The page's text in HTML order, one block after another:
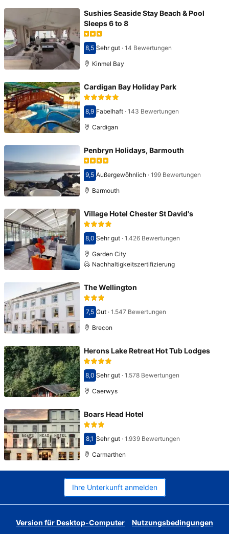
Sushies Seaside Stay Beach & Pool
Sleeps 6 to 8
Bewertet mit 8,5
8,5 Sehr gut· 14 Bewertungen
Kinmel Bay
Cardigan Bay Holiday Park
Bewertet mit 8,9
8,9 Fabelhaft· 143 Bewertungen
Cardigan
Penbryn Holidays, Barmouth
Bewertet mit 9,5
9,5 Außergewöhnlich· 199 Bewertungen
Barmouth
Village Hotel Chester St David's
Bewertet mit 8,0
8,0 Sehr gut· 1.426 Bewertungen
Garden City
Nachhaltigkeitszertifizierung
The Wellington
Bewertet mit 7,5
7,5 Gut· 1.547 Bewertungen
Brecon
Herons Lake Retreat Hot Tub Lodges
Bewertet mit 8,0
8,0 Sehr gut· 1.578 Bewertungen
Caerwys
Boars Head Hotel
Bewertet mit 8,1
8,1 Sehr gut· 1.939 Bewertungen
Carmarthen
Ihre Unterkunft anmelden
Version für Desktop-Computer
Nutzungsbedingungen